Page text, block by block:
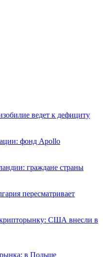
ведет к дефициту
фонд Apollo
граждане страны
пересматривает
США внесли в
в Польше